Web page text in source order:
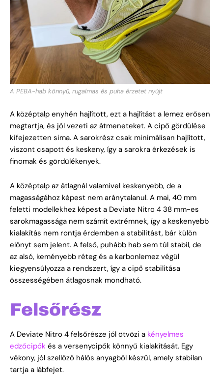
A PEBA-hab könnyű, rugalmas és puha érzetet nyújt
A középtalp enyhén hajlított, ezt a hajlítást a lemez erősen
megtartja, és jól vezeti az átmeneteket. A cipő gördülése
kifejezetten sima. A sarokrész csak minimálisan hajlított,
viszont csapott és keskeny, így a sarokra érkezések is
finomak és gördülékenyek.
A középtalp az átlagnál valamivel keskenyebb, de a
magasságához képest nem aránytalanul. A mai, 40 mm
feletti modellekhez képest a Deviate Nitro 4 38 mm-es
sarokmagassága nem számít extrémnek, így a keskenyebb
kialakítás nem rontja érdemben a stabilitást, bár külön
előnyt sem jelent. A felső, puhább hab sem túl stabil, de
az alsó, keményebb réteg és a karbonlemez végül
kiegyensúlyozza a rendszert, így a cipő stabilitása
összességében átlagosnak mondható.
Felsőrész
A Deviate Nitro 4 felsőrésze jól ötvözi a kényelmes
edzőcipők és a versenycipők könnyű kialakítását. Egy
vékony, jól szellőző hálós anyagból készül, amely stabilan
tartja a lábfejet.